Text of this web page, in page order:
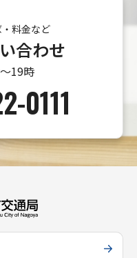
料金など
合わせ
19時
0111